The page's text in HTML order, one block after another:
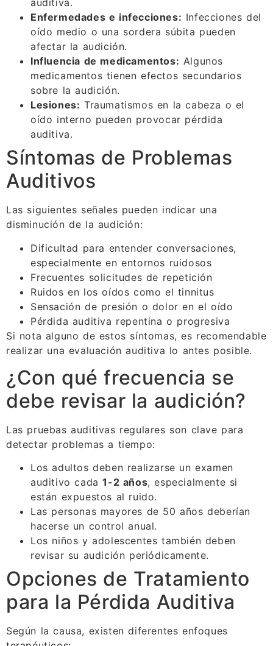
auditiva.
Enfermedades e infecciones: Infecciones del
oído medio o una sordera súbita pueden
afectar la audición.
Influencia de medicamentos: Algunos
medicamentos tienen efectos secundarios
sobre la audición.
Lesiones: Traumatismos en la cabeza o el
oído interno pueden provocar pérdida
auditiva.
Síntomas de Problemas
Auditivos
Las siguientes señales pueden indicar una
disminución de la audición:
Dificultad para entender conversaciones,
especialmente en entornos ruidosos
Frecuentes solicitudes de repetición
Ruidos en los oídos como el tinnitus
Sensación de presión o dolor en el oído
Pérdida auditiva repentina o progresiva
Si nota alguno de estos síntomas, es recomendable
realizar una evaluación auditiva lo antes posible.
¿Con qué frecuencia se
debe revisar la audición?
Las pruebas auditivas regulares son clave para
detectar problemas a tiempo:
Los adultos deben realizarse un examen
auditivo cada1-2 años, especialmente si
están expuestos al ruido.
Las personas mayores de 50 años deberían
hacerse un control anual.
Los niños y adolescentes también deben
revisar su audición periódicamente.
Opciones de Tratamiento
para la Pérdida Auditiva
Según la causa, existen diferentes enfoques